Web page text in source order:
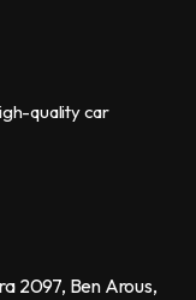
quality car
2097, Ben Arous,